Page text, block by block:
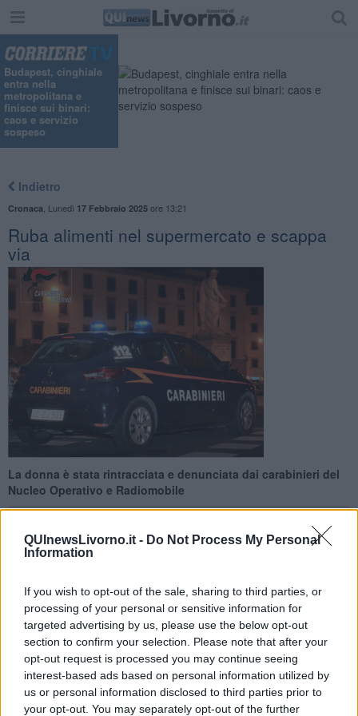
QUInewsLivorno.it - Do Not Process My Personal
Information
If you wish to opt-out of the sale, sharing to third parties, or
processing of your personal or sensitive information for
targeted advertising by us, please use the below opt-out
section to confirm your selection. Please note that after your
opt-out request is processed you may continue seeing
interest-based ads based on personal information utilized by
us or personal information disclosed to third parties prior to
your opt-out. You may separately opt-out of the further
Budapest, cinghiale
entra nella
metropolitana e
finisce sui binari:
caos e servizio
sospeso
Indietro
Cronaca Lunedì 17 Febbraio 2025ore 13:21
Ruba alimenti nel supermercato e scappa
via
La donna è stata rintracciata e denunciata dai carabinieri del
Nucleo Operativo e Radiomobile
LIVORNO —Una donna di circa 50 anni, di origini laziali, è stata
denunciata a piede libero dai carabinieri del Nucleo Operativo e
Radiomobile di Livorno per un furto commesso all’interno di un noto
supermercato della città.
Secondo la ricostruzione dei carabinieri, la donna si sarebbe
introdotta all’interno del negozio dove avrebbe portato via vari
prodotti alimentari per il valore di circa 100 euro, cercando di uscire
facendo perdere le proprie tracce.